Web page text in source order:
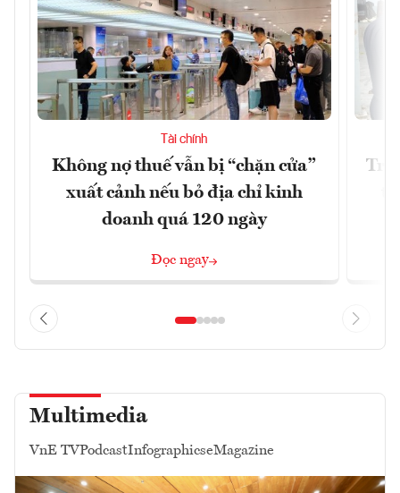
Tài chính
Không nợ thuế vẫn bị “chặn cửa”
xuất cảnh nếu bỏ địa chỉ kinh
doanh quá 120 ngày
Đọc ngay
Multimedia
VnE TVPodcastInfographicseMagazine